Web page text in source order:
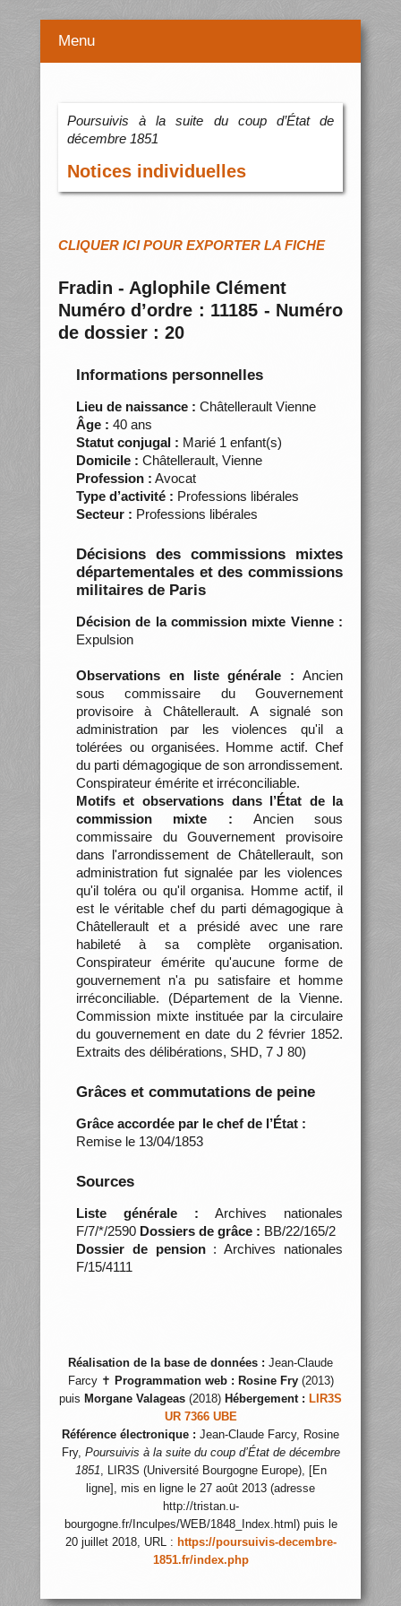
Menu
Poursuivis à la suite du coup d’État de
décembre 1851
Notices individuelles
CLIQUER ICI POUR EXPORTER LA FICHE
Fradin - Aglophile Clément
Numéro d’ordre : 11185 - Numéro
de dossier : 20
Informations personnelles
Lieu de naissance : Châtellerault Vienne
Âge : 40 ans
Statut conjugal : Marié 1 enfant(s)
Domicile : Châtellerault, Vienne
Profession : Avocat
Type d’activité : Professions libérales
Secteur : Professions libérales
Décisions des commissions mixtes
départementales et des commissions
militaires de Paris
Décision de la commission mixte Vienne :
Expulsion
Observations en liste générale : Ancien
sous commissaire du Gouvernement
provisoire à Châtellerault. A signalé son
administration par les violences qu'il a
tolérées ou organisées. Homme actif. Chef
du parti démagogique de son arrondissement.
Conspirateur émérite et irréconciliable.
Motifs et observations dans l’État de la
commission mixte : Ancien sous
commissaire du Gouvernement provisoire
dans l'arrondissement de Châtellerault, son
administration fut signalée par les violences
qu'il toléra ou qu'il organisa. Homme actif, il
est le véritable chef du parti démagogique à
Châtellerault et a présidé avec une rare
habileté à sa complète organisation.
Conspirateur émérite qu'aucune forme de
gouvernement n'a pu satisfaire et homme
irréconciliable. (Département de la Vienne.
Commission mixte instituée par la circulaire
du gouvernement en date du 2 février 1852.
Extraits des délibérations, SHD, 7 J 80)
Grâces et commutations de peine
Grâce accordée par le chef de l’État :
Remise le 13/04/1853
Sources
Liste générale : Archives nationales
F/7/*/2590 Dossiers de grâce : BB/22/165/2
Dossier de pension: Archives nationales
F/15/4111
Réalisation de la base de données : Jean-Claude
Farcy ✝ Programmation web : Rosine Fry(2013)
puis Morgane Valageas (2018) Hébergement : LIR3S
UR 7366 UBE
Référence électronique : Jean-Claude Farcy, Rosine
Fry, Poursuivis à la suite du coup d’État de décembre
1851, LIR3S (Université Bourgogne Europe), [En
ligne], mis en ligne le 27 août 2013 (adresse
http://tristan.u-
bourgogne.fr/Inculpes/WEB/1848_Index.html) puis le
20 juillet 2018, URL : https://poursuivis-decembre-
1851.fr/index.php